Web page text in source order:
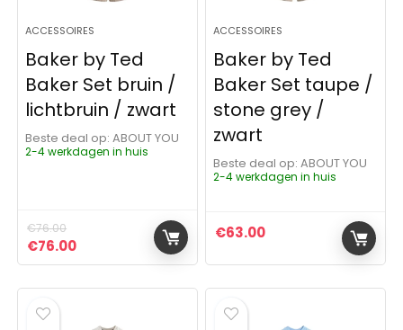
ACCESSOIRES
Baker by Ted
Baker Set bruin /
lichtbruin / zwart
Beste deal op:
ABOUT YOU
2-4 werkdagen in huis
€76.00
Oorspronkelijke prijs was: €76.00.
€76.00Huidige prijs is: €76.00.
ACCESSOIRES
Baker by Ted
Baker Set taupe /
stone grey /
zwart
Beste deal op:
ABOUT YOU
2-4 werkdagen in huis
€63.00